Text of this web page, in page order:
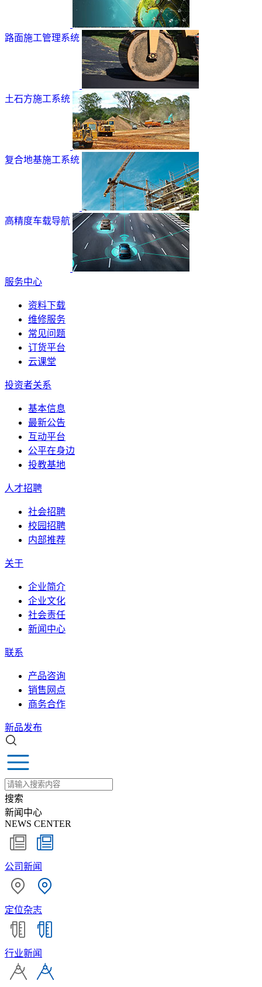
路面施工管理系统
土石方施工系统
复合地基施工系统
高精度车载导航
服务中心
资料下载
维修服务
常见问题
订货平台
云课堂
投资者关系
基本信息
最新公告
互动平台
公平在身边
投教基地
人才招聘
社会招聘
校园招聘
内部推荐
关于
企业简介
企业文化
社会责任
新闻中心
联系
产品咨询
销售网点
商务合作
新品发布
搜索
新闻中心
NEWS CENTER
公司新闻
定位杂志
行业新闻